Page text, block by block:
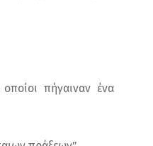
πήγαιναν ένα